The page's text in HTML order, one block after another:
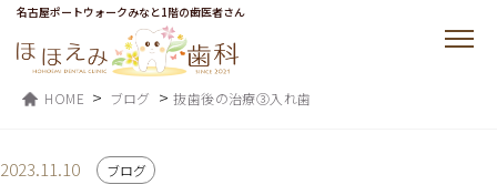
名古屋ポートウォークみなと1階の歯医者さん
HOME > ブログ > 抜歯後の治療③入れ歯
2023.11.10 ブログ